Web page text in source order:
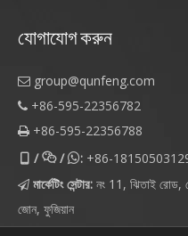
যোগাযোগ করুন
 group@qunfeng.com
 +86-595-22356782
 +86-595-22356788
 //: +86-
 মার্কেটিং সেন্টার: নং 11, ঝিতাই রোড,
জোন, ফুজিয়ান